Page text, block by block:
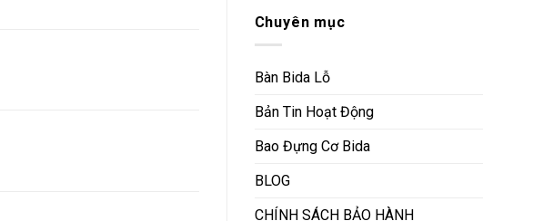
Chuyên mục
Bàn Bida Lỗ
Bản Tin Hoạt Động
Bao Đựng Cơ Bida
BLOG
CHÍNH SÁCH BẢO HÀNH